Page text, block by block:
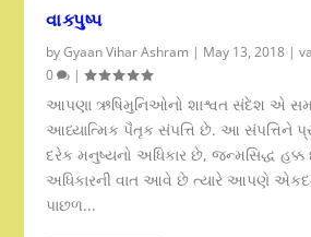
વાક્પુષ્પ
byGyaan Vihar Ashram | May 13, 2018 |
0
|
આપણા ઋષિમુનિઓનો શાશ્વત સંદેશ એ
આધ્યાત્મિક પૈતૃક સંપત્તિ છે. આ સંપત્તિને
દરેક મનુષ્યનો અધિકાર છે, જન્મસિદ્ધ
અધિકારની વાત આવે છે ત્યારે આપણે
પાછળ...